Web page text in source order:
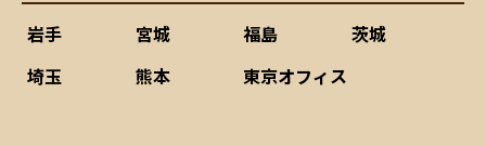
岩手 宮城 福島
茨城
埼玉
熊本 東京オフィス